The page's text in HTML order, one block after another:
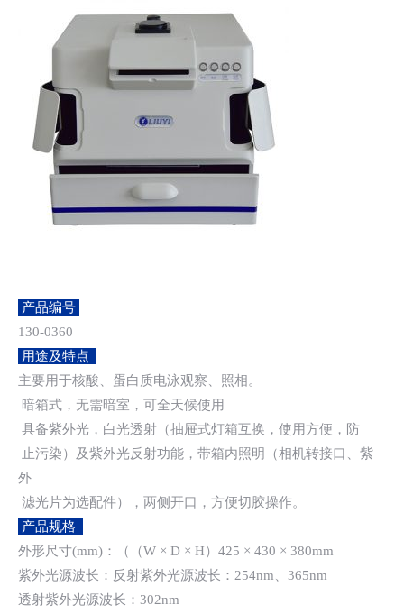
产品编号
130-0360
用途及特点
主要用于核酸、蛋白质电泳观察、照相。
暗箱式，无需暗室，可全天候使用
具备紫外光，白光透射（抽屉式灯箱互换，使用方便，防
止污染）及紫外光反射功能，带箱内照明（相机转接口、紫
外
滤光片为选配件），两侧开口，方便切胶操作。
产品规格
外形尺寸(mm)：（（W × D × H）425 × 430 × 380mm
紫外光源波长：反射紫外光源波长：254nm、365nm
透射紫外光源波长：302nm